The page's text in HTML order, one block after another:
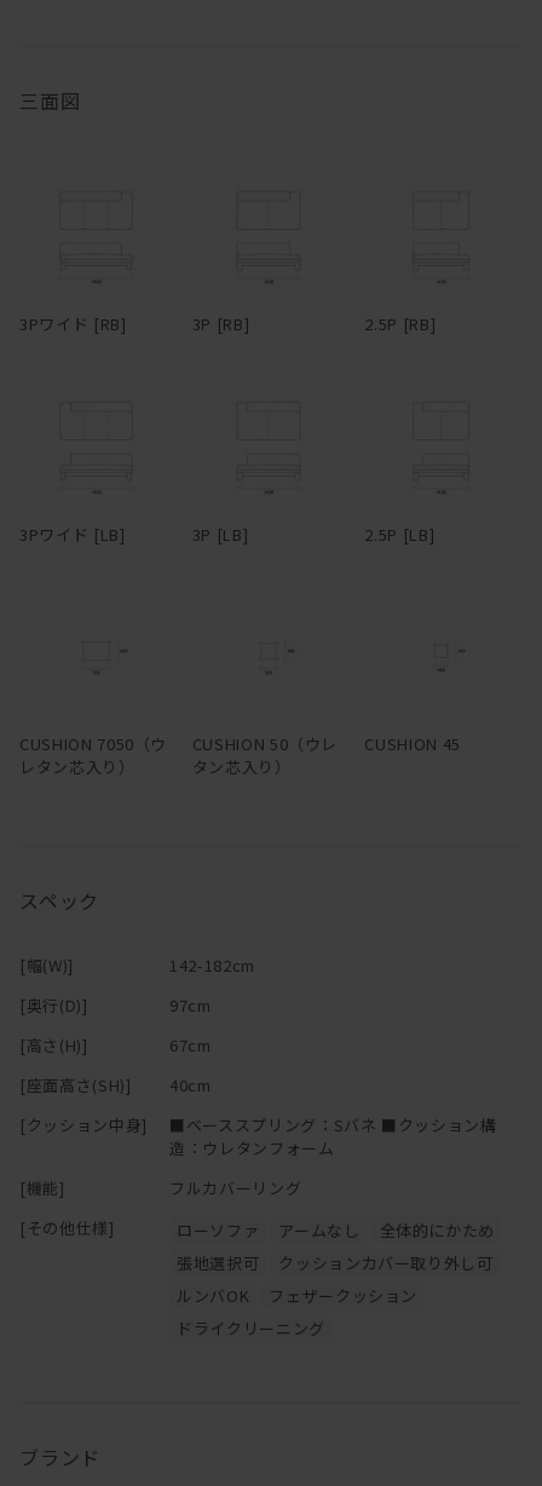
受け止める弾力の両方を兼ね備えている。ウレタン芯が入っている
いずれかで製作でき、どちらもたっぷりと無垢材の自然な素材感を
ルにもシックにも、女性的にも男性的にもコーディネートできる。
タイプごとに3種類のサイズがあり、さらに細かく指定したい場合
きる。フルカバーリング仕様のため生地は取り外してドライクリー
いただくと、しっとりとした風合いが蘇り、味わいも深まります。
けるうち、そんなクラックも、あるいは増えていく傷や染みも、経
いきます。自然素材ならではの変化をあたたかく見守りながら、末
三面図
3Pワイド [RB] 3P [RB] 2.5P [RB]
3Pワイド [LB] 3P [LB] 2.5P [LB]
CUSHION 7050（ウ
レタン芯入り）
CUSHION 50（ウレ
タン芯入り）
CUSHION 45
スペック
[幅(W)]
142-182cm
[奥行(D)]
97cm
[高さ(H)]
67cm
[座面高さ(SH)]
40cm
[クッション中身]
■ベーススプリング：Sバネ ■クッション構
造：ウレタンフォーム
[機能]
フルカバーリング
[その他仕様]
ローソファ アームなし
全体的にかため
張地選択可
クッションカバー取り外し可
ルンバOK
フェザークッション
ドライクリーニング
ブランド